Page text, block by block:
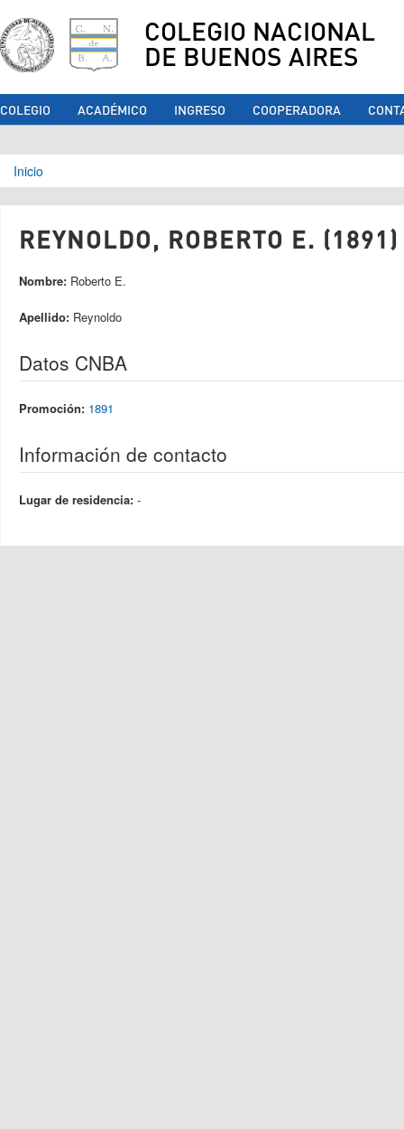
COLEGIO NACIONAL
DE BUENOS AIRES
COLEGIO ACADÉMICO INGRESO COOPERADORA
Se encuentra usted aquí
Inicio
REYNOLDO, ROBERTO E. (1891)
Nombre: Roberto E.
Apellido: Reynoldo
Datos CNBA
Promoción: 1891
Información de contacto
Lugar de residencia: -